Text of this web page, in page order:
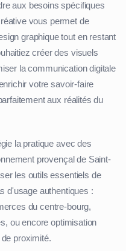
aux besoins spécifiques
vous permet de
graphique tout en restant
créer des visuels
la communication digitale
votre savoir-faire
aux réalités du
la pratique avec des
provençal de Saint-
les outils essentiels de
d'usage authentiques :
du centre-bourg,
ou encore optimisation
proximité.